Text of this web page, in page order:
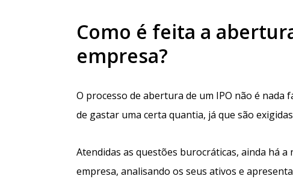
Como é feita a
empresa?
O processo de abertura de um IPO não é nada
de gastar uma certa quantia, já que são
Atendidas as questões burocráticas, ainda há
empresa, analisando os seus ativos e